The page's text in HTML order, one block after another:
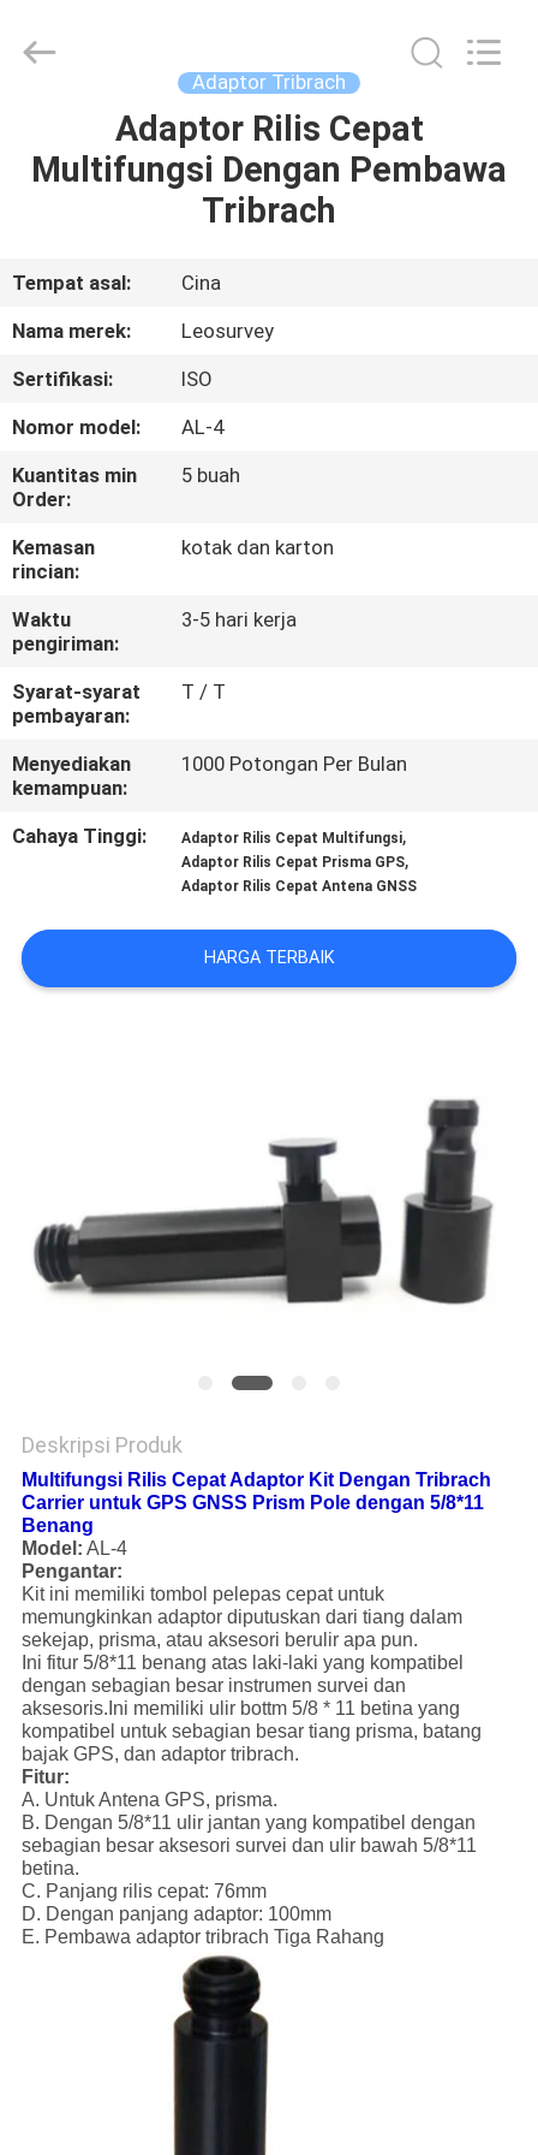
RUMAH
TENTANG
KAMI
TUR
PABRIK
KONTROL
KUALITAS
HUBUNGI
KAMI
PERMINTAAN
PENAWARAN
PRIVACY
POLICY
Instrument
Co.,Ltd.
Adaptor Tribrach
Adaptor Rilis Cepat
Multifungsi Dengan Pembawa
Tribrach
Tempat asal:
Cina
Nama merek:
Leosurvey
Sertifikasi:
ISO
Nomor model:
AL-4
Kuantitas min
Order:
5 buah
Kemasan
rincian:
kotak dan karton
Waktu
pengiriman:
3-5 hari kerja
Syarat-syarat
pembayaran:
T / T
Menyediakan
kemampuan:
1000 Potongan Per Bulan
Cahaya Tinggi: Adaptor Rilis Cepat Multifungsi,
Adaptor Rilis Cepat Prisma GPS,
Adaptor Rilis Cepat Antena GNSS
HARGA TERBAIK
Deskripsi Produk
Multifungsi Rilis Cepat Adaptor Kit Dengan Tribrach
Carrier untuk GPS GNSS Prism Pole dengan 5/8*11
Benang
Model: AL-4
Pengantar:
Kit ini memiliki tombol pelepas cepat untuk
memungkinkan adaptor diputuskan dari tiang dalam
sekejap, prisma, atau aksesori berulir apa pun.
Ini fitur 5/8*11 benang atas laki-laki yang kompatibel
dengan sebagian besar instrumen survei dan
aksesoris.Ini memiliki ulir bottm 5/8 * 11 betina yang
kompatibel untuk sebagian besar tiang prisma, batang
bajak GPS, dan adaptor tribrach.
Fitur:
A. Untuk Antena GPS, prisma.
B. Dengan 5/8*11 ulir jantan yang kompatibel dengan
sebagian besar aksesori survei dan ulir bawah 5/8*11
betina.
C. Panjang rilis cepat: 76mm
D. Dengan panjang adaptor: 100mm
E. Pembawa adaptor tribrach Tiga Rahang